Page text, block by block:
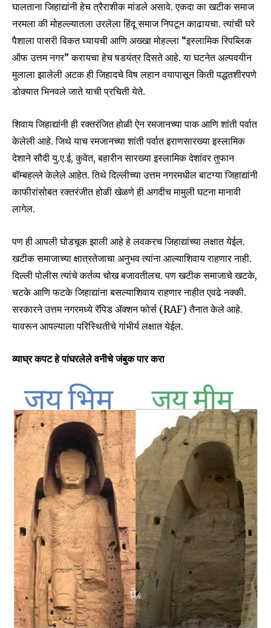
घालताना जिहाद्यांनी हेच त्रैराशीक मांडले असावे. एकदा का खटीक समाज
नरमला की मोहल्ल्यातला उरलेला हिंदू समाज निपटून काढायचा. त्यांची घरे
पैशाला पासरी विकत घ्यायची आणि अख्खा मोहल्ला “इस्लामिक रिपब्लिक
ऑफ उत्तम नगर” करायचा हेच षडयंत्र दिसते आहे. या घटनेत अल्पवयीन
मुलाला झालेली अटक ही जिहादचे विष लहान वयापासून किती पद्धतशीरपणे
डोक्यात भिनवले जाते याची प्रचिती येते.
शिवाय जिहाद्यांनी ही रक्तरंजित होळी ऐन रमजानच्या पाक आणि शांती पर्वात
केलेली आहे. जिथे याच रमजानच्या शांती पर्वात इराणसारख्या इस्लामिक
देशाने सौदी यु.ए.ई, कुवेत, बहारीन सारख्या इस्लामिक देशांवर तुफान
बॉम्बहल्ले केलेले आहेत. तिथे दिल्लीच्या उत्तम नगरमधील बाटग्या जिहाद्यांनी
काफीरांसोबत रक्तरंजीत होळी खेळणे ही अगदीच मामुली घटना मानावी
लागेल.
पण ही आपली घोडचूक झाली आहे हे लवकरच जिहाद्यांच्या लक्षात येईल.
खटीक समाजाच्या क्षात्रतेजाचा अनुभव त्यांना आल्याशिवाय राहणार नाही.
दिल्ली पोलीस त्यांचे कर्तव्य चोख बजावतीलच. पण खटीक समाजाचे खटके,
चटके आणि फटके जिहाद्यांना बसल्याशिवाय राहणार नाहीत एवढे नक्की.
सरकारने उत्तम नगरमध्ये रॅपिड ॲक्शन फोर्स (RAF) तैनात केले आहे.
यावरून आपल्याला परिस्थितीचे गांभीर्य लक्षात येईल.
व्याघ्र कपट हे पांघरलेले वनीचे जंबुक पार करा